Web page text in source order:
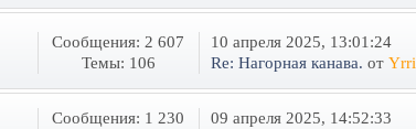
Сообщения: 2 607
Темы: 106
10 апреля 2025, 13:01:24
Re: Нагорная канава. от Yrri
Сообщения: 1 230
09 апреля 2025, 14:52:33